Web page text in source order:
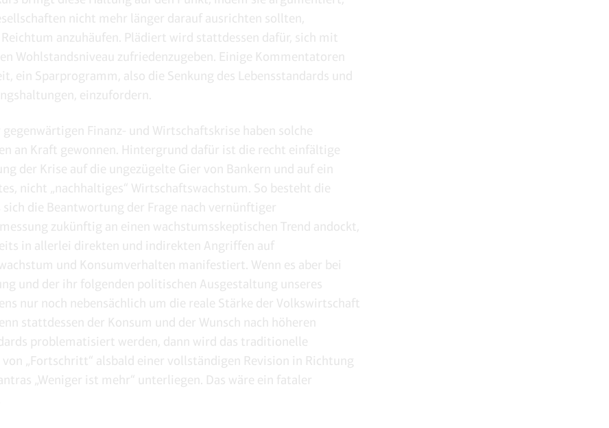
nicht mehr länger darauf ausrichten sollten,
anzuhäufen. Plädiert wird stattdessen dafür, sich mit
Wohlstandsniveau zufriedenzugeben. Einige Kommentatoren
ein Sparprogramm, also die Senkung des Lebensstandards und
einzufordern.
gegenwärtigen Finanz- und Wirtschaftskrise haben solche
an Kraft gewonnen. Hintergrund dafür ist die recht einfältige
der Krise auf die ungezügelte Gier von Bankern und auf ein
nicht „nachhaltiges“ Wirtschaftswachstum. So besteht die
sich die Beantwortung der Frage nach vernünftiger
zukünftig an einen wachstumsskeptischen Trend andockt,
in allerlei direkten und indirekten Angriffen auf
und Konsumverhalten manifestiert. Wenn es aber bei
und der ihr folgenden politischen Ausgestaltung unseres
nur noch nebensächlich um die reale Stärke der Volkswirtschaft
stattdessen der Konsum und der Wunsch nach höheren
problematisiert werden, dann wird das traditionelle
von „Fortschritt“ alsbald einer vollständigen Revision in Richtung
„Weniger ist mehr“ unterliegen. Das wäre ein fataler